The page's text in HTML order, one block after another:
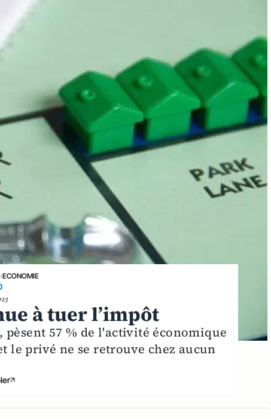
›ECONOMIE
à tuer l’impôt
57 % de l'activité économique
le privé ne se retrouve chez aucun